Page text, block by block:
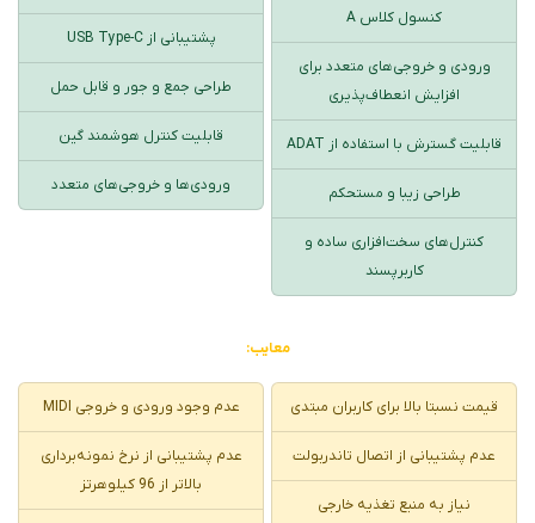
کنسول کلاس A
ورودی و خروجی‌های متعدد برای
افزایش انعطاف‌پذیری
قابلیت گسترش با استفاده از ADAT
طراحی زیبا و مستحکم
کنترل‌های سخت‌افزاری ساده و
کاربرپسند
پشتیبانی از USB Type-C
طراحی جمع و جور و قابل حمل
قابلیت کنترل هوشمند گین
ورودی‌ها و خروجی‌های متعدد
معایب:
قیمت نسبتا بالا برای کاربران مبتدی
عدم پشتیبانی از اتصال تاندربولت
نیاز به منبع تغذیه خارجی
عدم وجود ورودی و خروجی MIDI
عدم پشتیبانی از نرخ نمونه‌برداری
بالاتر از 96 کیلوهرتز